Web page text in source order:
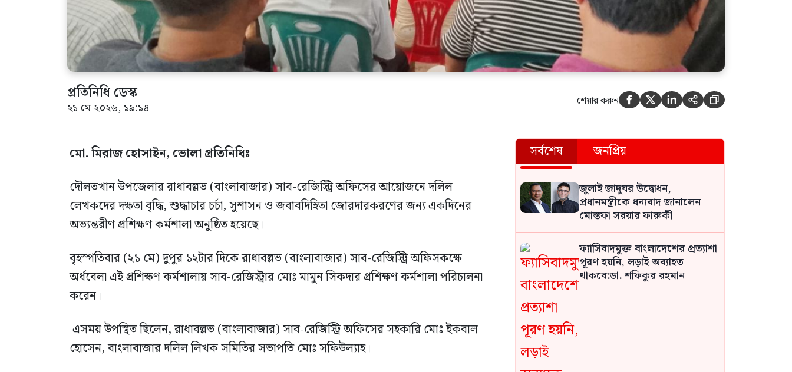
প্রতিনিধি ডেস্ক
২১ মে ২০২৬, ১৯:১৪ শেয়ার করুন     
মো. মিরাজ হোসাইন, ভোলা প্রতিনিধিঃ
দৌলতখান উপজেলার রাধাবল্লভ (বাংলাবাজার) সাব-রেজিস্ট্রি অফিসের আয়োজনে দলিল
লেখকদের দক্ষতা বৃদ্ধি, শুদ্ধাচার চর্চা, সুশাসন ও জবাবদিহিতা জোরদারকরণের জন্য একদিনের
অভ্যন্তরীণ প্রশিক্ষণ কর্মশালা অনুষ্ঠিত হয়েছে।
বৃহস্পতিবার (২১ মে) দুপুর ১২টার দিকে রাধাবল্লভ (বাংলাবাজার) সাব-রেজিস্ট্রি অফিসকক্ষে
অর্ধবেলা এই প্রশিক্ষণ কর্মশালায় সাব-রেজিস্ট্রার মোঃ মামুন সিকদার প্রশিক্ষণ কর্মশালা পরিচালনা
করেন।
এসময় উপস্থিত ছিলেন, রাধাবল্লভ (বাংলাবাজার) সাব-রেজিস্ট্রি অফিসের সহকারি মোঃ ইকবাল
হোসেন, বাংলাবাজার দলিল লিখক সমিতির সভাপতি মোঃ সফিউল্যাহ।
সর্বশেষ জনপ্রিয়
জুলাই জাদুঘর উদ্বোধন,
প্রধানমন্ত্রীকে ধন্যবাদ জানালেন
মোস্তফা সরয়ার ফারুকী
ফ্যাসিবাদমুক্ত বাংলাদেশের প্রত্যাশা
পূরণ হয়নি, লড়াই অব্যাহত
থাকবে:ডা. শফিকুর রহমান